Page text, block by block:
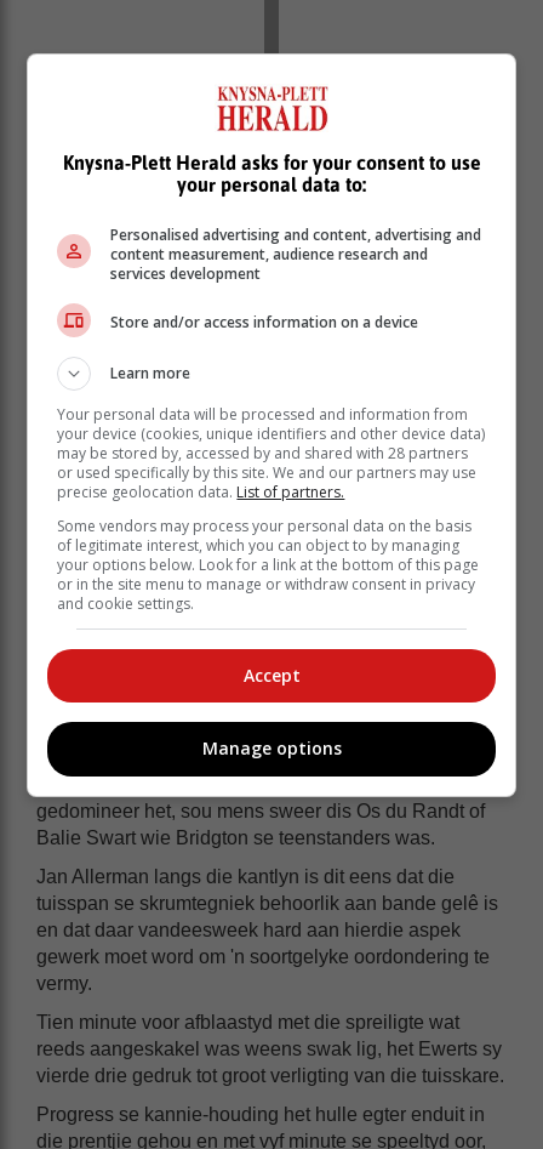
In die tweede helfte het twee relatiewe
vinnige drieë deur die besoekers die
momentum van Bridgton weggerokkel
wat gesukkel het om die wedstryd te
om te sê dat onnodige hanteringsfoute
en oorgretigheid verantwoordelik was
dat die maroentruie stadig maar seker,
hul eie graf gegrawe het.
Dit was veral in die lynstane en skrums waar dinge
ook behoorlik gelol het. Nie minder as 15 keer moes
nuuts meegeding kon word - 'n taktiek wat duidelik die
tuisspan se energie getap het.
Van die oog af, uit 'n gewigsvergelyking met dié van
Progress se voorry, blyk daar nie veel verskil te wees
gedomineer het, sou mens sweer dis Os du Randt of
Balie Swart wie Bridgton se teenstanders was.
Jan Allerman langs die kantlyn is dit eens dat die
tuisspan se skrumtegniek behoorlik aan bande gelê is
en dat daar vandeesweek hard aan hierdie aspek
gewerk moet word om 'n soortgelyke oordondering te
vermy.
Tien minute voor afblaastyd met die spreiligte wat
reeds aangeskakel was weens swak lig, het Ewerts sy
vierde drie gedruk tot groot verligting van die tuisskare.
Progress se kannie-houding het hulle egter enduit in
die prentjie gehou en met vyf minute se speeltyd oor,
Knysna-Plett Herald asks for your consent to use
your personal data to:
Personalised advertising and content, advertising and
content measurement, audience research and
services development
Store and/or access information on a device
Learn more
Your personal data will be processed and information from
your device (cookies, unique identifiers and other device data)
may be stored by, accessed by and shared with 28 partners
or used specifically by this site. We and our partners may use
precise geolocation data. List of partners.
Some vendors may process your personal data on the basis
of legitimate interest, which you can object to by managing
your options below. Look for a link at the bottom of this page
or in the site menu to manage or withdraw consent in privacy
and cookie settings.
Accept
Manage options